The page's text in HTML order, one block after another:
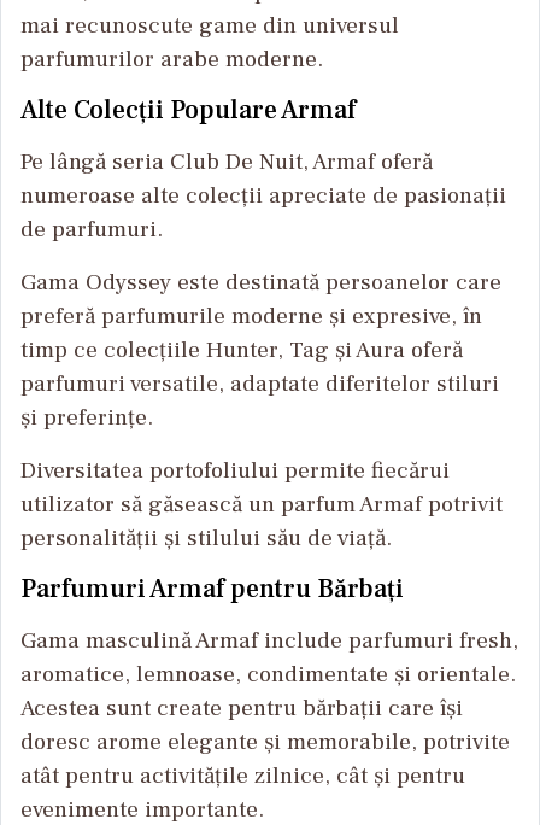
mai recunoscute game din universul
parfumurilor arabe moderne.
Alte Colecții Populare Armaf
Pe lângă seria Club De Nuit, Armaf oferă
numeroase alte colecții apreciate de pasionații
de parfumuri.
Gama Odyssey este destinată persoanelor care
preferă parfumurile moderne și expresive, în
timp ce colecțiile Hunter, Tag și Aura oferă
parfumuri versatile, adaptate diferitelor stiluri
și preferințe.
Diversitatea portofoliului permite fiecărui
utilizator să găsească un parfum Armaf potrivit
personalității și stilului său de viață.
Parfumuri Armaf pentru Bărbați
Gama masculină Armaf include parfumuri fresh,
aromatice, lemnoase, condimentate și orientale.
Acestea sunt create pentru bărbații care își
doresc arome elegante și memorabile, potrivite
atât pentru activitățile zilnice, cât și pentru
evenimente importante.